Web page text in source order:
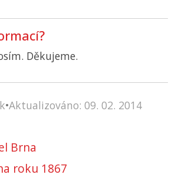
Děkujeme.
•Aktualizováno: 09. 02. 2014
Brna
roku 1867